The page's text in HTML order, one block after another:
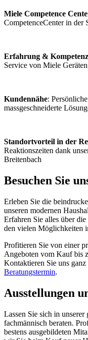
Miele Competence
CompetenceCenter in der
Erfahrung & Kompetenz
Service von Miele Geräten
Kundennähe:
massgeschneiderte
Standortvorteil in der
Reaktionszeiten dank
Breitenbach
Besuchen Sie
Erleben Sie die
unseren modernen
Erfahren Sie alles über
den vielen Möglichkeiten
Profitieren Sie von einer
Angeboten vom Kauf bis
Kontaktieren Sie uns
Beratungstermin.
Ausstellungen
Lassen Sie sich in
fachmännisch beraten.
bestens ausgebildeten